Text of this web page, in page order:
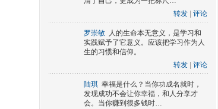
转发
评论
罗崇敏 人的生命本无意义，是学习和
实践赋予了它意义。应该把学习作为人
生的习惯和信仰。
转发
评论
陆琪 幸福是什么？当你功成名就时，
发现成功不会让你幸福，和人分享才
会。当你赚到很多钱时…